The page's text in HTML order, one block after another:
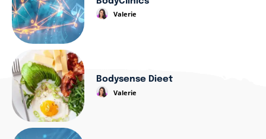
Valerie
Bodysense Dieet
Valerie